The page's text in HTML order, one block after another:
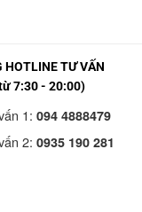
HOTLINE TƯ VẤN
7:30 - 20:00)
1: 094 4888479
2: 0935 190 281